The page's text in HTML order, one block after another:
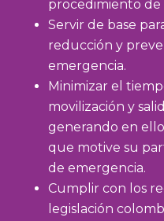
procedimiento de
Servir de base
reducción y
emergencia.
Minimizar el
movilización y
generando en
que motive su
de emergencia.
Cumplir con los
legislación